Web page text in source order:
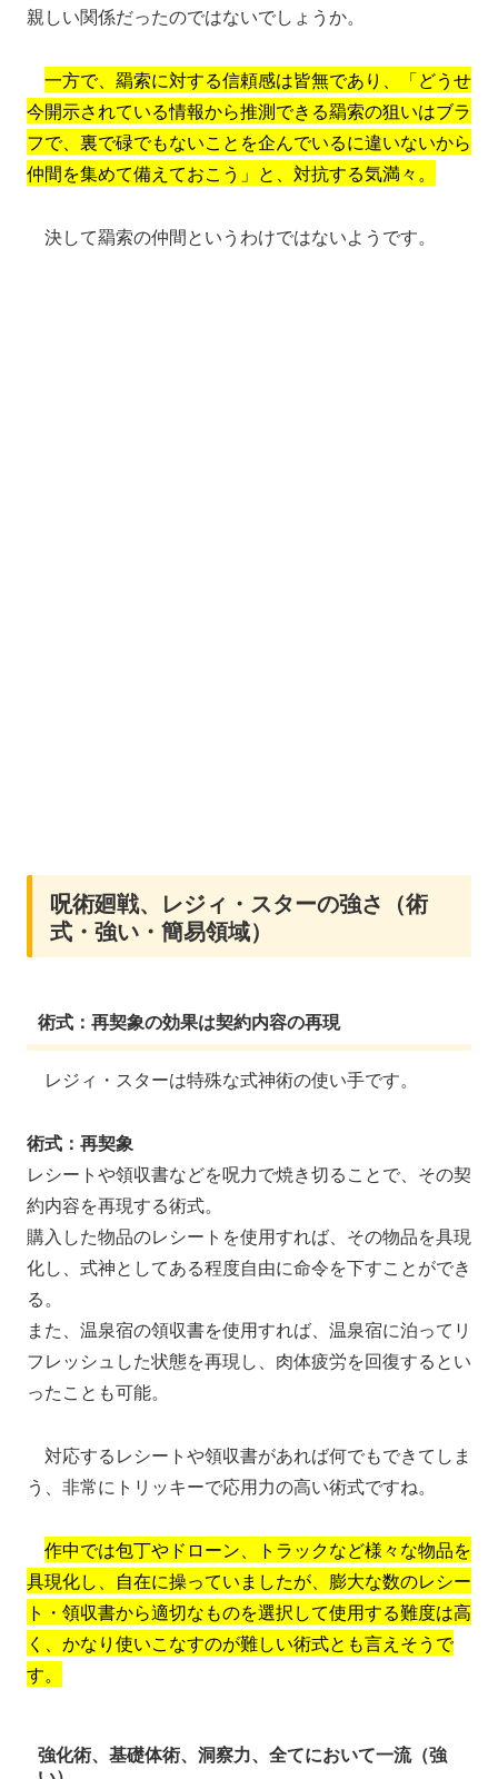
親しい関係だったのではないでしょうか。
一方で、羂索に対する信頼感は皆無であり、「どうせ
今開示されている情報から推測できる羂索の狙いはブラ
フで、裏で碌でもないことを企んでいるに違いないから
仲間を集めて備えておこう」と、対抗する気満々。
決して羂索の仲間というわけではないようです。
呪術廻戦、レジィ・スターの強さ（術
式・強い・簡易領域）
術式：再契象の効果は契約内容の再現
レジィ・スターは特殊な式神術の使い手です。
術式：再契象
レシートや領収書などを呪力で焼き切ることで、その契
約内容を再現する術式。
購入した物品のレシートを使用すれば、その物品を具現
化し、式神としてある程度自由に命令を下すことができ
る。
また、温泉宿の領収書を使用すれば、温泉宿に泊ってリ
フレッシュした状態を再現し、肉体疲労を回復するとい
ったことも可能。
対応するレシートや領収書があれば何でもできてしま
う、非常にトリッキーで応用力の高い術式ですね。
作中では包丁やドローン、トラックなど様々な物品を
具現化し、自在に操っていましたが、膨大な数のレシー
ト・領収書から適切なものを選択して使用する難度は高
く、かなり使いこなすのが難しい術式とも言えそうで
す。
強化術、基礎体術、洞察力、全てにおいて一流（強